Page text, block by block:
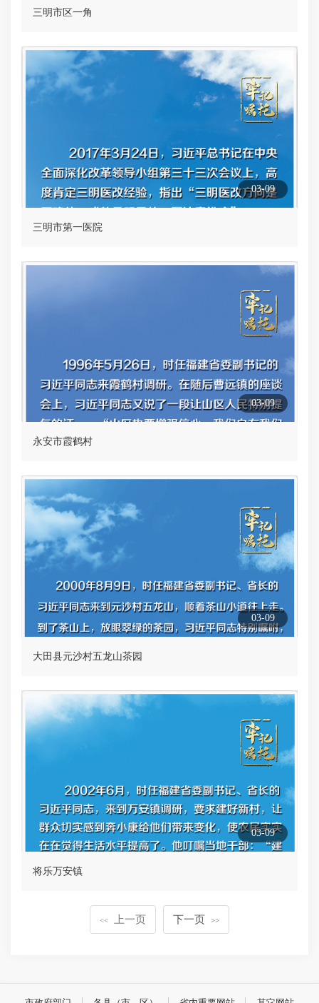
三明市区一角
03-09
三明市第一医院
03-09
永安市霞鹤村
03-09
大田县元沙村五龙山茶园
03-09
将乐万安镇
<< 上一页 下一页 >>